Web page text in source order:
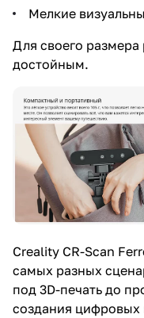
Мелкие
Для своего размера
достойным.
Creality CR-Scan
самых разных
под 3D-печать до
создания цифровых